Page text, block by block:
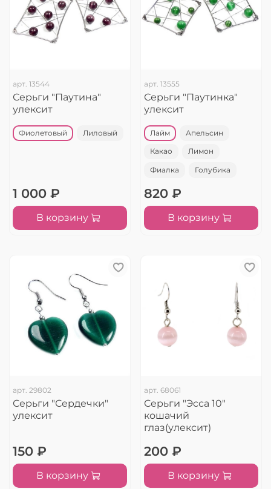
арт. 13544
Серьги "Паутина"
улексит
Фиолетовый Лиловый
1 000 ₽
В корзину
арт. 13555
Серьги "Паутинка"
улексит
Лайм Апельсин
Какао Лимон
Фиалка Голубика
820 ₽
В корзину
арт. 29802
Серьги "Сердечки"
улексит
150 ₽
В корзину
арт. 68061
Серьги "Эсса 10"
кошачий
глаз(улексит)
200 ₽
В корзину